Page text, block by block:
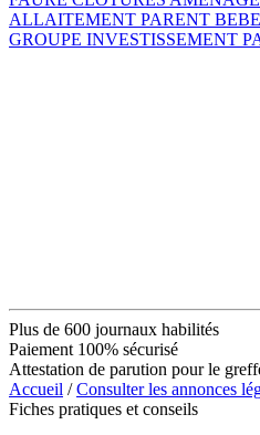
ALLAITEMENT PARENT
GROUPE INVESTISSEMENT
Plus de 600 journaux habilités
Paiement 100% sécurisé
Attestation de parution pour le
Accueil /Consulter les annonces
Fiches pratiques et conseils